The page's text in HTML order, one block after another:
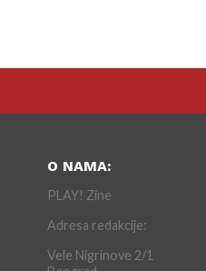
O NAMA:
PLAY! Zine
Adresa redakcije:
Vele Nigrinove 2/1